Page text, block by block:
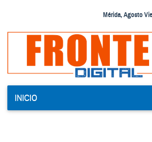
Mérida, Agosto
INICIO